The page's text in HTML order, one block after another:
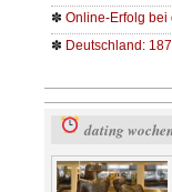
✽ Online-Erfolg bei
✽ Deutschland:
dating